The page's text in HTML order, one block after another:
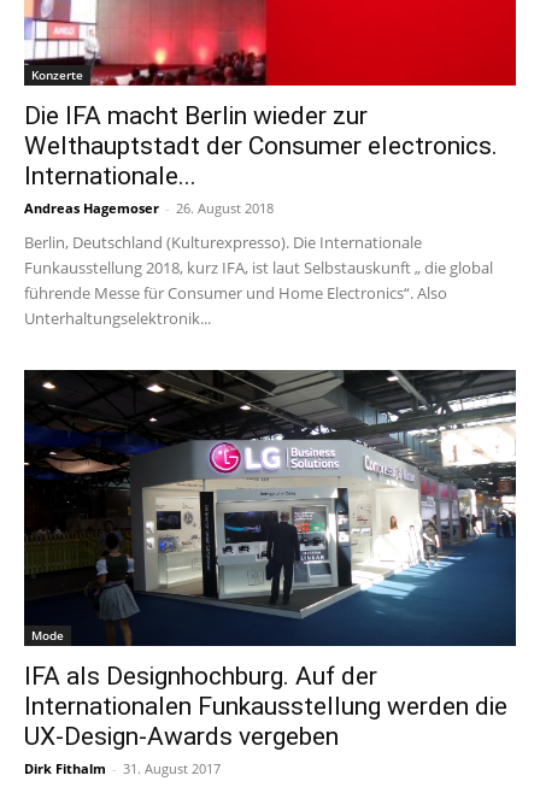
Konzerte
Die IFA macht Berlin wieder zur
Welthauptstadt der Consumer electronics.
Internationale...
Andreas Hagemoser - 26. August 2018
Berlin, Deutschland (Kulturexpresso). Die Internationale
Funkausstellung 2018, kurz IFA, ist laut Selbstauskunft „ die global
führende Messe für Consumer und Home Electronics“. Also
Unterhaltungselektronik...
Mode
IFA als Designhochburg. Auf der
Internationalen Funkausstellung werden die
UX-Design-Awards vergeben
Dirk Fithalm - 31. August 2017